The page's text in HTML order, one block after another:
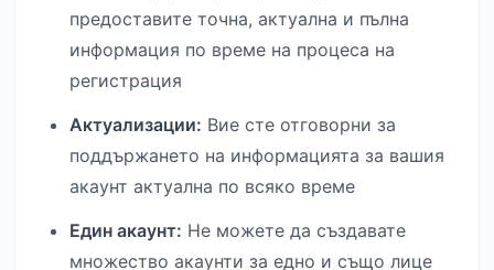
предоставите точна, актуална и пълна
информация по време на процеса на
регистрация
Актуализации: Вие сте отговорни за
поддържането на информацията за вашия
акаунт актуална по всяко време
Един акаунт: Не можете да създавате
множество акаунти за едно и също лице